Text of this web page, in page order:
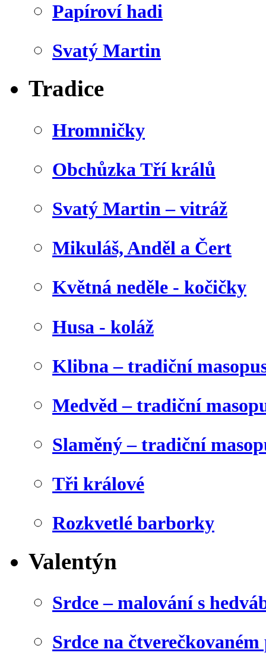
Papíroví hadi
Svatý Martin
Tradice
Hromničky
Obchůzka Tří králů
Svatý Martin – vitráž
Mikuláš, Anděl a Čert
Květná neděle - kočičky
Husa - koláž
Klibna – tradiční
Medvěd – tradiční
Slaměný – tradiční
Tři králové
Rozkvetlé barborky
Valentýn
Srdce – malování s
Srdce na